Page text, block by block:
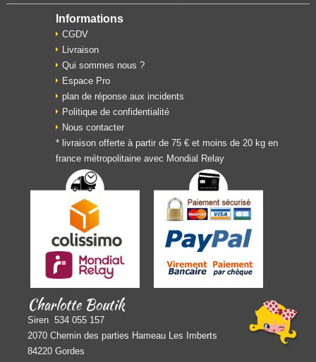
Informations
CGDV
Livraison
Qui sommes nous ?
Espace Pro
plan de réponse aux incidents
Politique de confidentialité
Nous contacter
* livraison offerte à partir de 75 € et moins de 20 kg en
france métropolitaine avec Mondial Relay
Charlotte Boutik
Siren 534 055 157
2070 Chemin des parties Hameau Les Imberts
84220 Gordes